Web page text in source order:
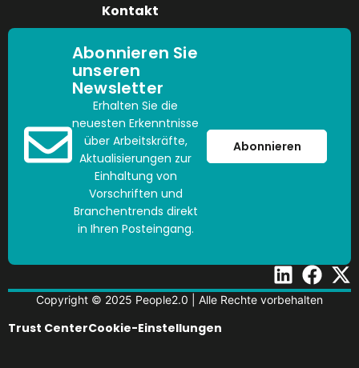
Kontakt
Abonnieren Sie
unseren
Newsletter
Erhalten Sie die
neuesten Erkenntnisse
über Arbeitskräfte,
Aktualisierungen zur
Einhaltung von
Vorschriften und
Branchentrends direkt
in Ihren Posteingang.
Abonnieren
Copyright © 2025 People2.0 | Alle Rechte vorbehalten
Trust CenterCookie-Einstellungen